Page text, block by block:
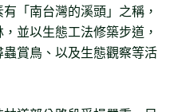
「南台灣的溪頭」之稱，
並以生態工法修築步道，
賞鳥、以及生態觀察等活